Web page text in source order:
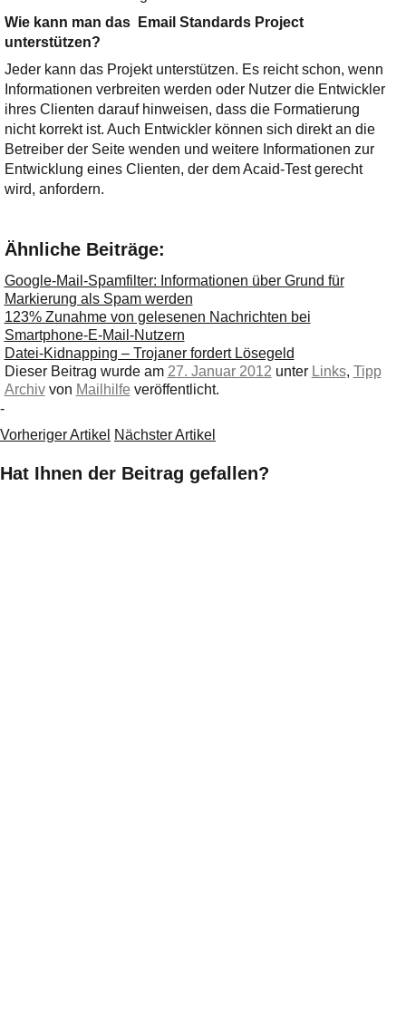
Wie kann man das Email Standards Project
unterstützen?
Jeder kann das Projekt unterstützen. Es reicht schon, wenn
Informationen verbreiten werden oder Nutzer die Entwickler
ihres Clienten darauf hinweisen, dass die Formatierung
nicht korrekt ist. Auch Entwickler können sich direkt an die
Betreiber der Seite wenden und weitere Informationen zur
Entwicklung eines Clienten, der dem Acaid-Test gerecht
wird, anfordern.
Ähnliche Beiträge:
Google-Mail-Spamfilter: Informationen über Grund für
Markierung als Spam werden
123% Zunahme von gelesenen Nachrichten bei
Smartphone-E-Mail-Nutzern
Datei-Kidnapping – Trojaner fordert Lösegeld
Dieser Beitrag wurde am 27. Januar 2012 unter Links, Tipp
Archiv von Mailhilfe veröffentlicht.
-
Vorheriger Artikel Nächster Artikel
Hat Ihnen der Beitrag gefallen?